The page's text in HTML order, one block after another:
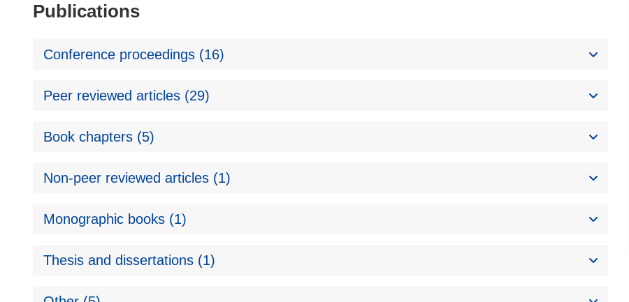
Publications
Conference proceedings (16)
Peer reviewed articles (29)
Book chapters (5)
Non-peer reviewed articles (1)
Monographic books (1)
Thesis and dissertations (1)